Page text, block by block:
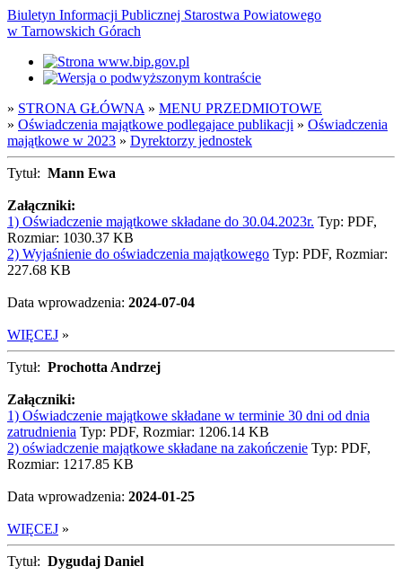
Biuletyn Informacji Publicznej Starostwa Powiatowego
w Tarnowskich Górach
» STRONA GŁÓWNA » MENU PRZEDMIOTOWE
» Oświadczenia majątkowe podlegajace publikacji » Oświadczenia
majątkowe w 2023 » Dyrektorzy jednostek
Tytuł: Mann Ewa
Załączniki:
1) Oświadczenie majątkowe składane do 30.04.2023r. Typ: PDF,
Rozmiar: 1030.37 KB
2) Wyjaśnienie do oświadczenia majątkowego Typ: PDF, Rozmiar:
227.68 KB
Data wprowadzenia: 2024-07-04
WIĘCEJ »
Tytuł: Prochotta Andrzej
Załączniki:
1) Oświadczenie majątkowe składane w terminie 30 dni od dnia
zatrudnienia Typ: PDF, Rozmiar: 1206.14 KB
2) oświadczenie majątkowe składane na zakończenie Typ: PDF,
Rozmiar: 1217.85 KB
Data wprowadzenia: 2024-01-25
WIĘCEJ »
Tytuł: Dygudaj Daniel